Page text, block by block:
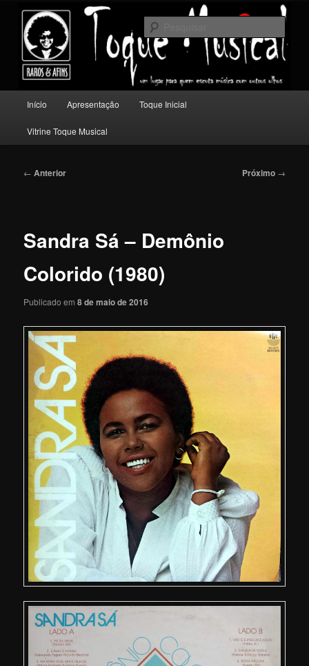
conteúdo
principalToque Musical
Um lugar para quem escuta música com outros olhos.
principal
Início Apresentação Toque Inicial
Vitrine Toque Musical
Navegação
← Anterior Próximo →
Sandra Sá – Demônio
Colorido (1980)
Publicado em8 de maio de 2016